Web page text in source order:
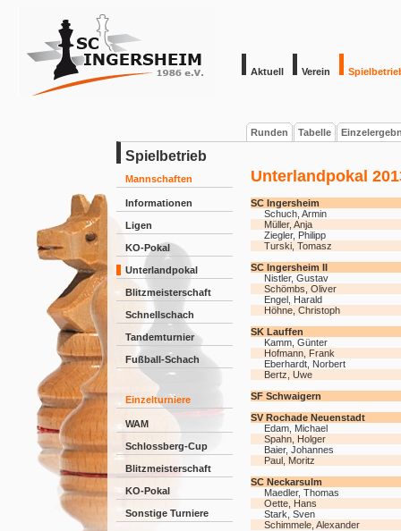
Aktuell Verein
Runden Tabelle
Spielbetrieb
Mannschaften
Informationen
Ligen
KO-Pokal
Unterlandpokal
Blitzmeisterschaft
Schnellschach
Tandemturnier
Fußball-Schach
Einzelturniere
WAM
Schlossberg-Cup
Blitzmeisterschaft
KO-Pokal
Sonstige Turniere
Unterlandpokal
SC Ingersheim
Schuch, Armin
Müller, Anja
Ziegler, Philipp
Turski, Tomasz
SC Ingersheim II
Nistler, Gustav
Schömbs, Oliver
Engel, Harald
Höhne, Christoph
SK Lauffen
Kamm, Günter
Hofmann, Frank
Eberhardt, Norbert
Bertz, Uwe
SF Schwaigern
SV Rochade Neuenstadt
Edam, Michael
Spahn, Holger
Baier, Johannes
Paul, Moritz
SC Neckarsulm
Maedler, Thomas
Oette, Hans
Stark, Sven
Schimmele, Alexander